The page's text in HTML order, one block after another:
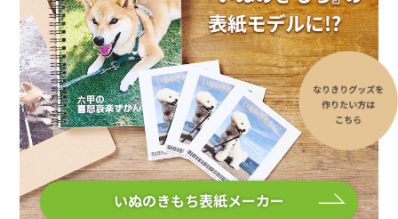
いぬのきもち表紙メーカー